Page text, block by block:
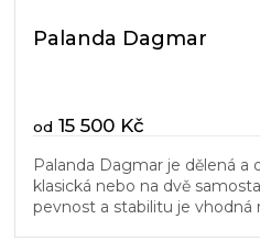
Palanda Dagmar
od 15 500 Kč
Palanda Dagmar je dělená a
klasická nebo na dvě
pevnost a stabilitu je vhodná